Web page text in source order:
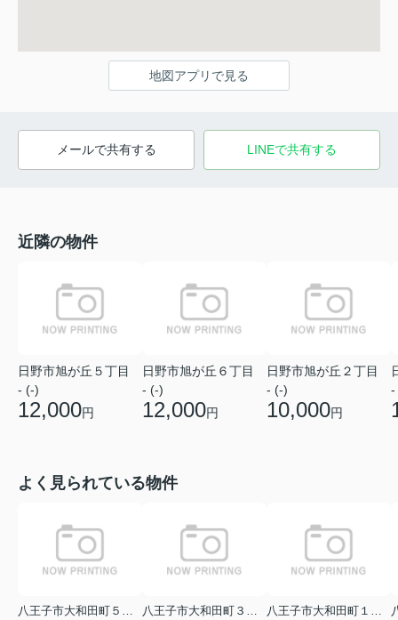
地図アプリで見る
メールで共有する LINEで共有する
近隣の物件
日野市旭が丘５丁目
- (-)
12,000円
日野市旭が丘６丁目
- (-)
12,000円
日野市旭が丘２丁目
- (-)
10,000円
-
よく見られている物件